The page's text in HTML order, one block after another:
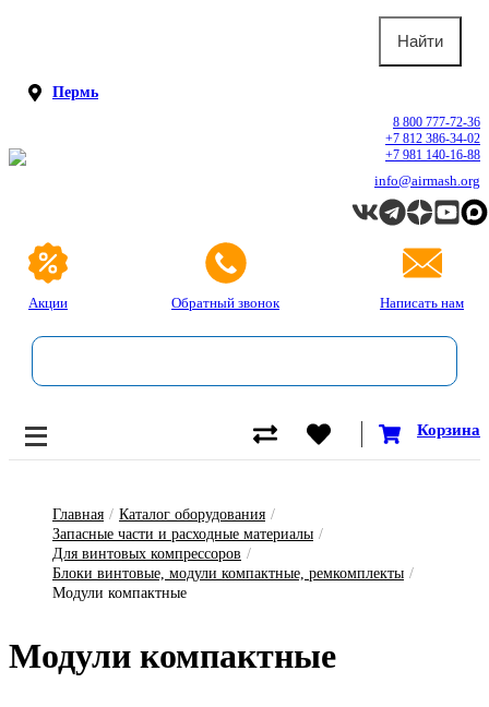
Пермь
Акции Обратный звонок Написать нам
8 800 777-72-36
+7 812 386-34-02
+7 981 140-16-88
info@airmash.org
Корзина
Главная / Каталог оборудования /
Запасные части и расходные материалы /
Для винтовых компрессоров /
Блоки винтовые, модули компактные, ремкомплекты /
Модули компактные
Мо­ду­ли ком­пак­тные